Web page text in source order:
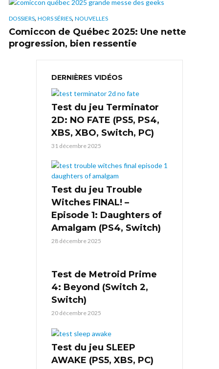
DOSSIERS, HORS SÉRIES, NOUVELLES
Comiccon de Québec 2025: Une nette
progression, bien ressentie
DERNIÈRES VIDÉOS
Test du jeu Terminator
2D: NO FATE (PS5, PS4,
XBS, XBO, Switch, PC)
31 décembre 2025
Test du jeu Trouble
Witches FINAL! –
Episode 1: Daughters of
Amalgam (PS4, Switch)
28 décembre 2025
Test de Metroid Prime
4: Beyond (Switch 2,
Switch)
20 décembre 2025
Test du jeu SLEEP
AWAKE (PS5, XBS, PC)